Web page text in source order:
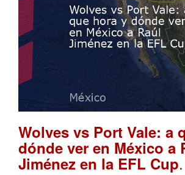
Wolves vs Port Vale: a
dónde ver en México a
Jiménez en la EFL Cup